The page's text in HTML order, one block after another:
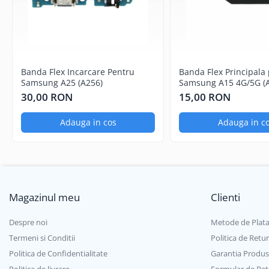
Componente Gsm
Motorola
Oppo / Realme
Xiaomi
Baterii Externe / Powerbank
Iphone
Diverse
Folii Protectie
Folii Protectie 10D
Banda Flex Incarcare Pentru
Samsung A25 (A256)
30,00 RON
Adauga in cos
Banda Flex
Samsung A15 4G/5G
A156)
15,00 RON
Adauga in
Magazinul meu
Despre noi
Termeni si Conditii
Politica de Confidentialitate
Clienti
Metode de Plata
Politica de Retur
Garantia